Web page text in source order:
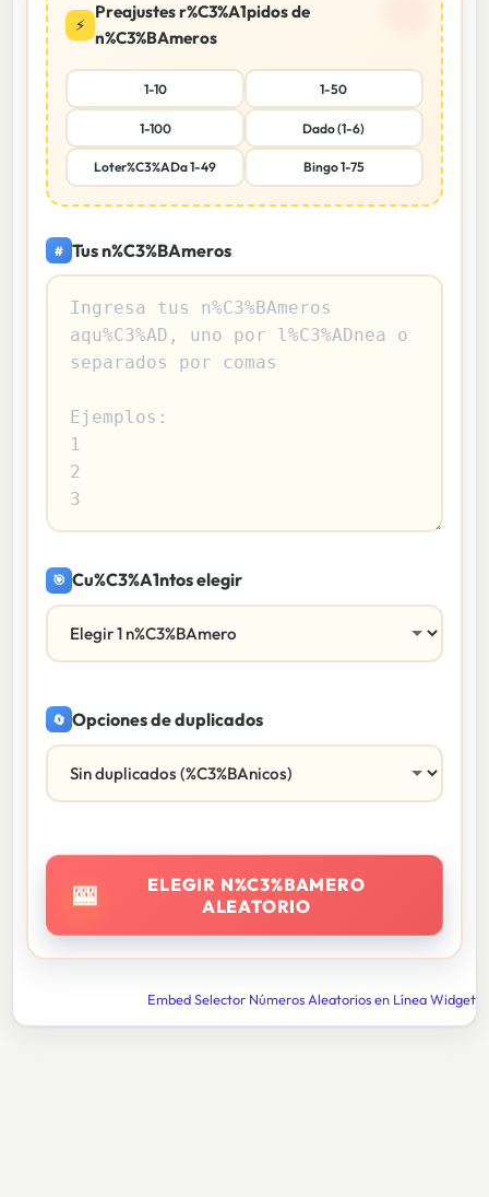
⚡
Preajustes r%C3%A1pidos de
n%C3%BAmeros
1-10 1-50
1-100 Dado (1-6)
Loter%C3%ADa 1-49 Bingo 1-75
# Tus n%C3%BAmeros
🎯 Cu%C3%A1ntos elegir
🔄 Opciones de duplicados
🎰
ELEGIR N%C3%BAMERO
ALEATORIO
Embed Selector Números Aleatorios en Línea Widget